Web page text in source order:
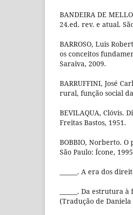
BANDEIRA DE
24.ed. rev. e atual.
BARROSO, Luis
os conceitos
Saraiva, 2009.
BARRUFFINI, José
rural, função social
BEVILAQUA, Clóvis.
Freitas Bastos, 1951.
BOBBIO, Norberto.
São Paulo: Ícone,
______. A era dos
______. Da
(Tradução de